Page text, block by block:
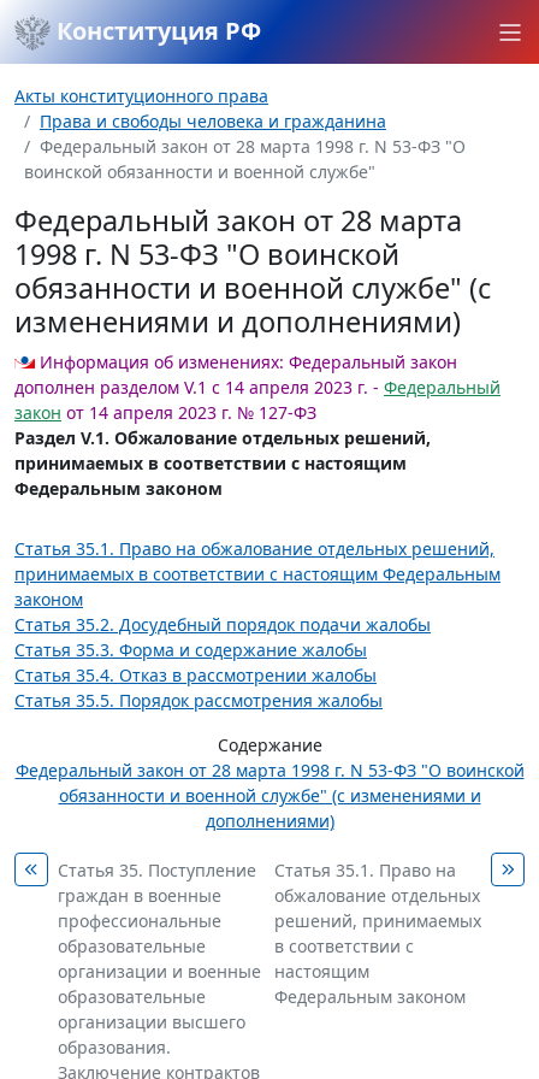
Конституция РФ
Акты конституционного права
Права и свободы человека и гражданина
Федеральный закон от 28 марта 1998 г. N 53-ФЗ "О
воинской обязанности и военной службе"
Федеральный закон от 28 марта
1998 г. N 53-ФЗ "О воинской
обязанности и военной службе" (с
изменениями и дополнениями)
Информация об изменениях: Федеральный закон
дополнен разделом V.1 с 14 апреля 2023 г. - Федеральный
закон от 14 апреля 2023 г. № 127-ФЗ
Раздел V.1. Обжалование отдельных решений,
принимаемых в соответствии с настоящим
Федеральным законом
Статья 35.1. Право на обжалование отдельных решений,
принимаемых в соответствии с настоящим Федеральным
законом
Статья 35.2. Досудебный порядок подачи жалобы
Статья 35.3. Форма и содержание жалобы
Статья 35.4. Отказ в рассмотрении жалобы
Статья 35.5. Порядок рассмотрения жалобы
Содержание
Федеральный закон от 28 марта 1998 г. N 53-ФЗ "О воинской
обязанности и военной службе" (с изменениями и
дополнениями)
Статья 35. Поступление
граждан в военные
профессиональные
образовательные
организации и военные
образовательные
организации высшего
образования.
Заключение контрактов
Статья 35.1. Право на
обжалование отдельных
решений, принимаемых
в соответствии с
настоящим
Федеральным законом